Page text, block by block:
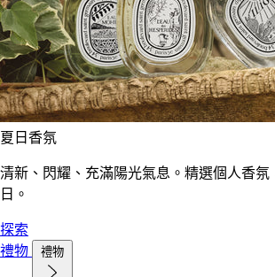
夏日香氛
清新、閃耀、充滿陽光氣息。精選個人香氛
日。
探索
禮物
禮物